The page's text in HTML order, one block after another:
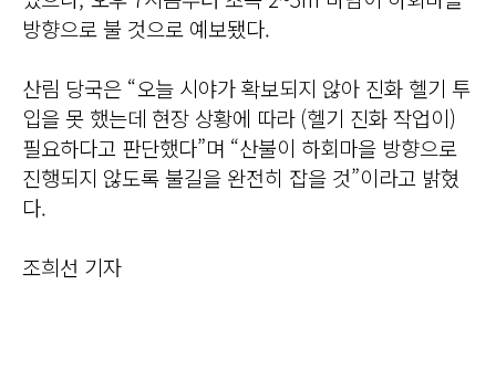
방향으로 불 것으로 예보됐다.
산림 당국은 “오늘 시야가 확보되지 않아 진화 헬기 투
입을 못 했는데 현장 상황에 따라 (헬기 진화 작업이)
필요하다고 판단했다”며 “산불이 하회마을 방향으로
진행되지 않도록 불길을 완전히 잡을 것”이라고 밝혔
다.
조희선 기자